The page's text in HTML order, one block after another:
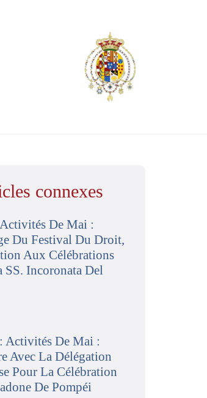
connexes
De Mai :
Du Festival Du Droit,
Aux Célébrations
SS. Incoronata Del
Activités De Mai :
Avec La Délégation
Pour La Célébration
De Pompéi